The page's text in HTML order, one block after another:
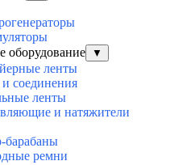
оборудование
▼
ленты
соединения
ленты
и натяжители
барабаны
ремни